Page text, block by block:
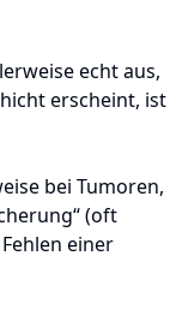
echt aus,
erscheint, ist
bei Tumoren,
(oft
einer